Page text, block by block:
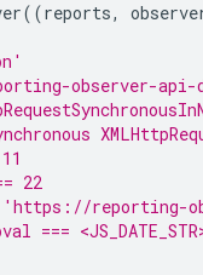
((reports,
observer-api-
22
reporting-
===